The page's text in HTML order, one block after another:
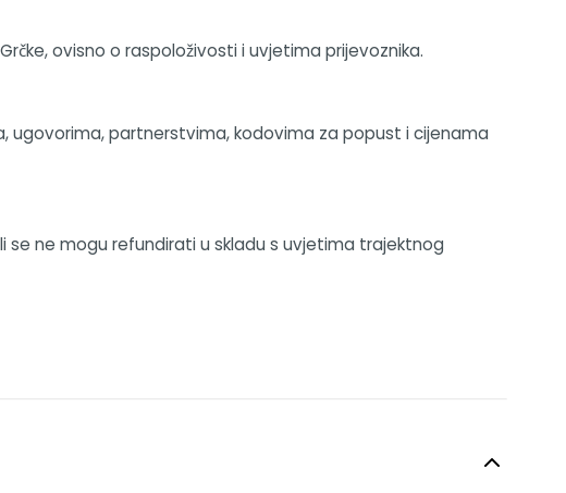
ovisno o raspoloživosti i uvjetima prijevoznika.
ugovorima, partnerstvima, kodovima za popust i cijenama
se ne mogu refundirati u skladu s uvjetima trajektnog